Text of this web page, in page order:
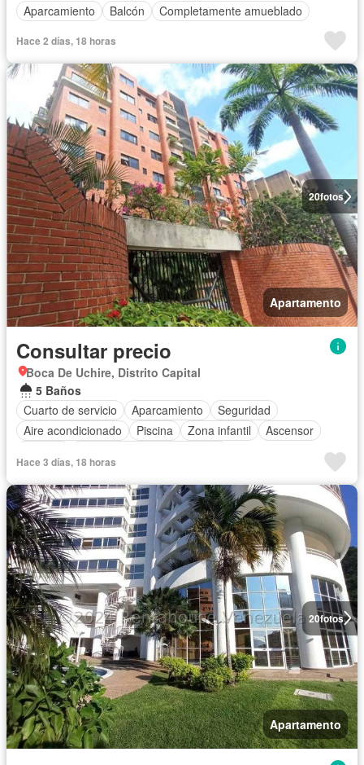
Aparcamiento
Balcón Completamente amueblado
Hace 2 días, 18 horas
20fotos
Apartamento
Consultar precio
Boca De Uchire, Distrito Capital
5 Baños
Cuarto de servicio
Aparcamiento
Seguridad
Aire acondicionado
Piscina Zona infantil
Ascensor
Hace 3 días, 18 horas
20fotos
Apartamento